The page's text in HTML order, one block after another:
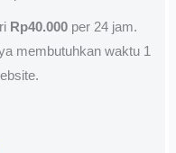
Rp40.000 per 24 jam.
membutuhkan waktu 1